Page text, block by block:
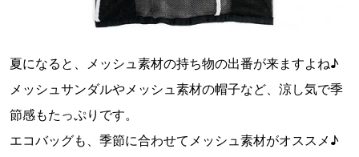
夏になると、メッシュ素材の持ち物の出番が来ますよね♪
メッシュサンダルやメッシュ素材の帽子など、涼し気で季
節感もたっぷりです。
エコバッグも、季節に合わせてメッシュ素材がオススメ♪